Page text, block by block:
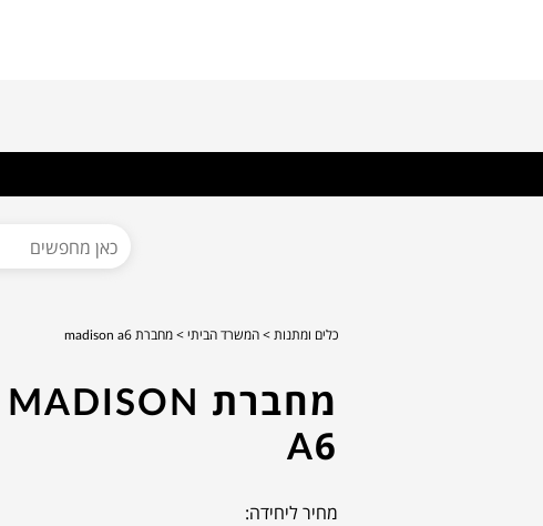
כלים ומתנות > המשרד הביתי > מחברת madison a6
מחברת MADISON
A6
מחיר ליחידה: